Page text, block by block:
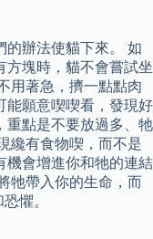
的辦法使貓下來。 如
方塊時，貓不會嘗試坐
用著急，擠一點點肉
能願意喫喫看，發現好
重點是不要放過多、牠
纔有食物喫，而不是
機會增進你和牠的連結
牠帶入你的生命，而
懼。